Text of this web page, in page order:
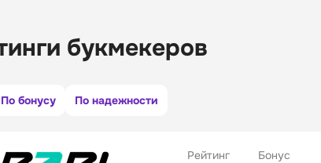
букмекеров
По бонусу По надежности
Рейтинг
Бонус